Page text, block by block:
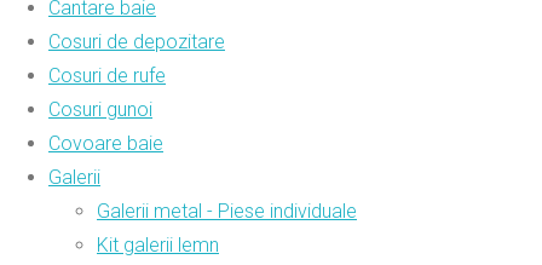
Cantare baie
Cosuri de depozitare
Cosuri de rufe
Cosuri gunoi
Covoare baie
Galerii
Galerii metal - Piese individuale
Kit galerii lemn